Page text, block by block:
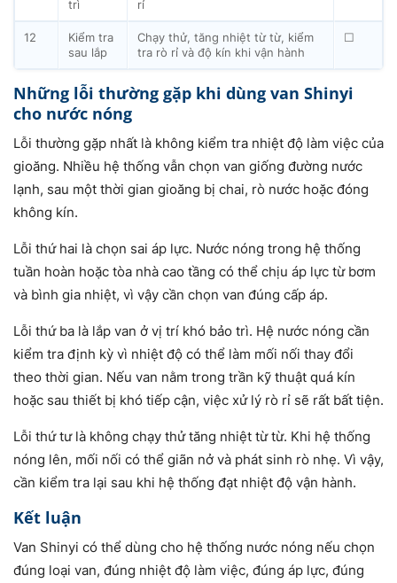
trì rỉ
12
Kiểm tra
sau lắp
Chạy thử, tăng nhiệt từ từ, kiểm
tra rò rỉ và độ kín khi vận hành
☐
Những lỗi thường gặp khi dùng van Shinyi
cho nước nóng
Lỗi thường gặp nhất là không kiểm tra nhiệt độ làm việc của
gioăng. Nhiều hệ thống vẫn chọn van giống đường nước
lạnh, sau một thời gian gioăng bị chai, rò nước hoặc đóng
không kín.
Lỗi thứ hai là chọn sai áp lực. Nước nóng trong hệ thống
tuần hoàn hoặc tòa nhà cao tầng có thể chịu áp lực từ bơm
và bình gia nhiệt, vì vậy cần chọn van đúng cấp áp.
Lỗi thứ ba là lắp van ở vị trí khó bảo trì. Hệ nước nóng cần
kiểm tra định kỳ vì nhiệt độ có thể làm mối nối thay đổi
theo thời gian. Nếu van nằm trong trần kỹ thuật quá kín
hoặc sau thiết bị khó tiếp cận, việc xử lý rò rỉ sẽ rất bất tiện.
Lỗi thứ tư là không chạy thử tăng nhiệt từ từ. Khi hệ thống
nóng lên, mối nối có thể giãn nở và phát sinh rò nhẹ. Vì vậy,
cần kiểm tra lại sau khi hệ thống đạt nhiệt độ vận hành.
Kết luận
Van Shinyi có thể dùng cho hệ thống nước nóng nếu chọn
đúng loại van, đúng nhiệt độ làm việc, đúng áp lực, đúng